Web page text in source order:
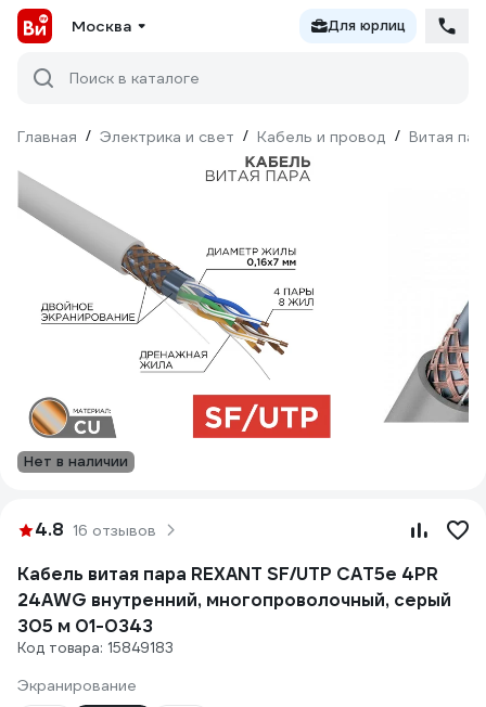
Москва Для юрлиц
Поиск в каталоге
Главная / Электрика и свет / Кабель и провод / Витая
Нет в наличии
4.8 16 отзывов
Кабель витая пара REXANT SF/UTP CAT5e 4PR
24AWG внутренний, многопроволочный, серый
305 м 01-0343
Код товара: 15849183
Экранирование